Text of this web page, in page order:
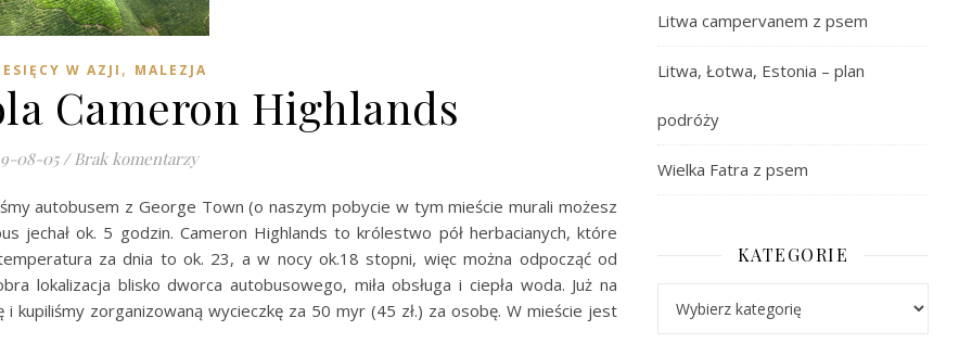
W AZJI , MALEZJA
Cameron Highlands
08-05 / Brak komentarzy
autobusem z George Town (o naszym pobycie w tym mieście murali możesz
jechał ok. 5 godzin. Cameron Highlands to królestwo pół herbacianych, które
za dnia to ok. 23, a w nocy ok.18 stopni, więc można odpocząć od
lokalizacja blisko dworca autobusowego, miła obsługa i ciepła woda. Już na
i kupiliśmy zorganizowaną wycieczkę za 50 myr (45 zł.) za osobę. W mieście jest
Litwa campervanem z psem
Litwa, Łotwa, Estonia – plan
podróży
Wielka Fatra z psem
KATEGORIE